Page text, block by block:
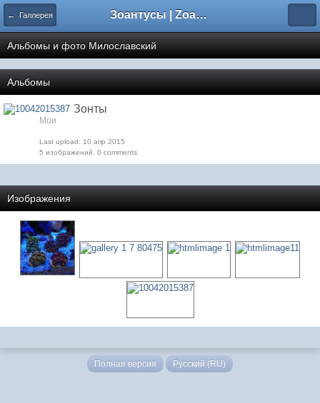
← Галлерея Зоантусы | Zoasfan.ru
Альбомы и фото Милославский
Альбомы
Зонты
Мои
Last upload: 10 апр 2015
5 изображений, 0 comments
Изображения
Полная версия Русский (RU)